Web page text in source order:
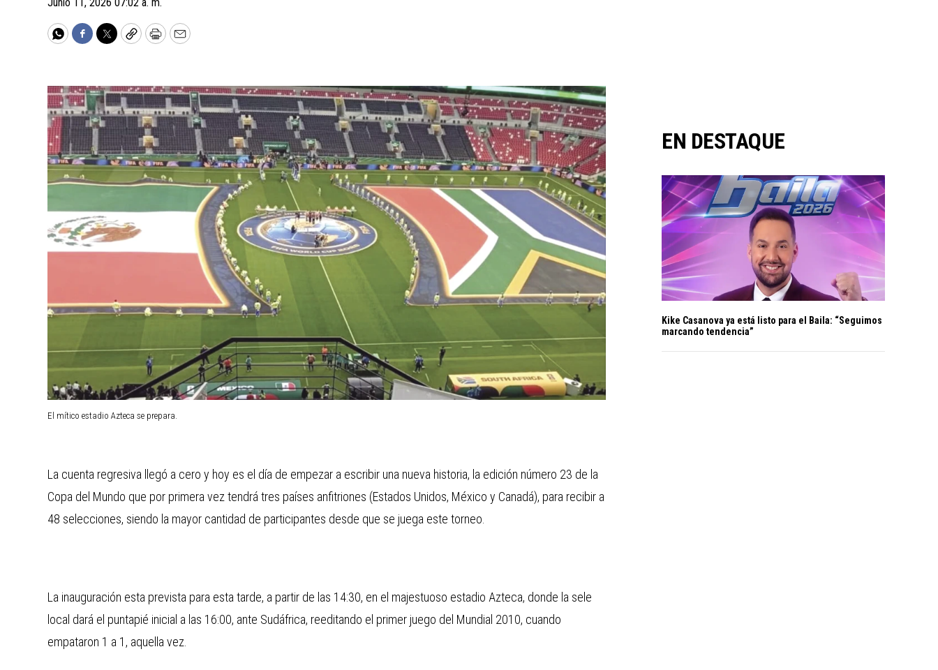
WhatsApp
Facebook
TwitterCopyPrintEmail
El mítico estadio Azteca se prepara.
La cuenta regresiva llegó a cero y hoy es el día de empezar a escribir una nueva historia, la edición número 23 de la
Copa del Mundo que por primera vez tendrá tres países anfitriones (Estados Unidos, México y Canadá), para recibir a
48 selecciones, siendo la mayor cantidad de participantes desde que se juega este torneo.
La inauguración esta prevista para esta tarde, a partir de las 14:30, en el majestuoso estadio Azteca, donde la sele
local dará el puntapié inicial a las 16:00, ante Sudáfrica, reeditando el primer juego del Mundial 2010, cuando
empataron 1 a 1, aquella vez.
EN DESTAQUE
Kike Casanova ya está listo para el Baila: “Seguimos
marcando tendencia”